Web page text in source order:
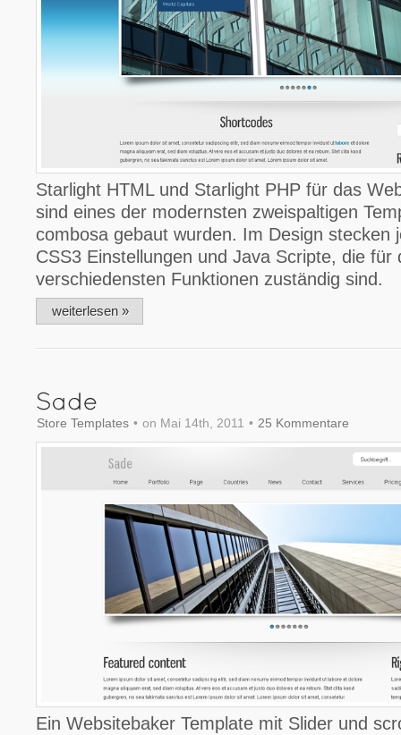
Starlight HTML und Starlight PHP für das
sind eines der modernsten zweispaltigen
combosa gebaut wurden. Im Design stecken
CSS3 Einstellungen und Java Scripte, die für
verschiedensten Funktionen zuständig sind.
weiterlesen »
Store Templates • on Mai 14th, 2011 • 25 Kommentare
Ein Websitebaker Template mit Slider und